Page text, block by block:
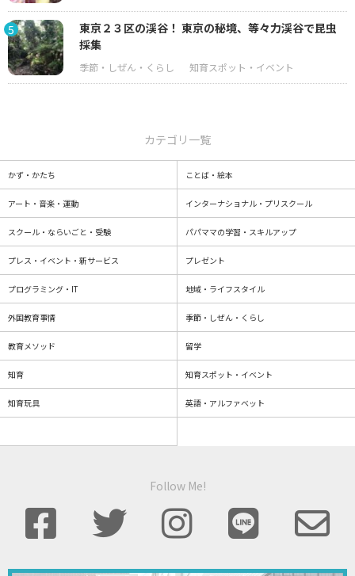
5
東京２３区の渓谷！ 東京の秘境、等々力渓谷で昆虫
採集
カテゴリ一覧
かず・かたち ことば・絵本
アート・音楽・運動 インターナショナル・プリスクール
スクール・ならいごと・受験 パパママの学習・スキルアップ
プレス・イベント・新サービス プレゼント
プログラミング・IT 地域・ライフスタイル
外国教育事情 季節・しぜん・くらし
教育メソッド 留学
知育 知育スポット・イベント
知育玩具 英語・アルファベット
Follow Me!